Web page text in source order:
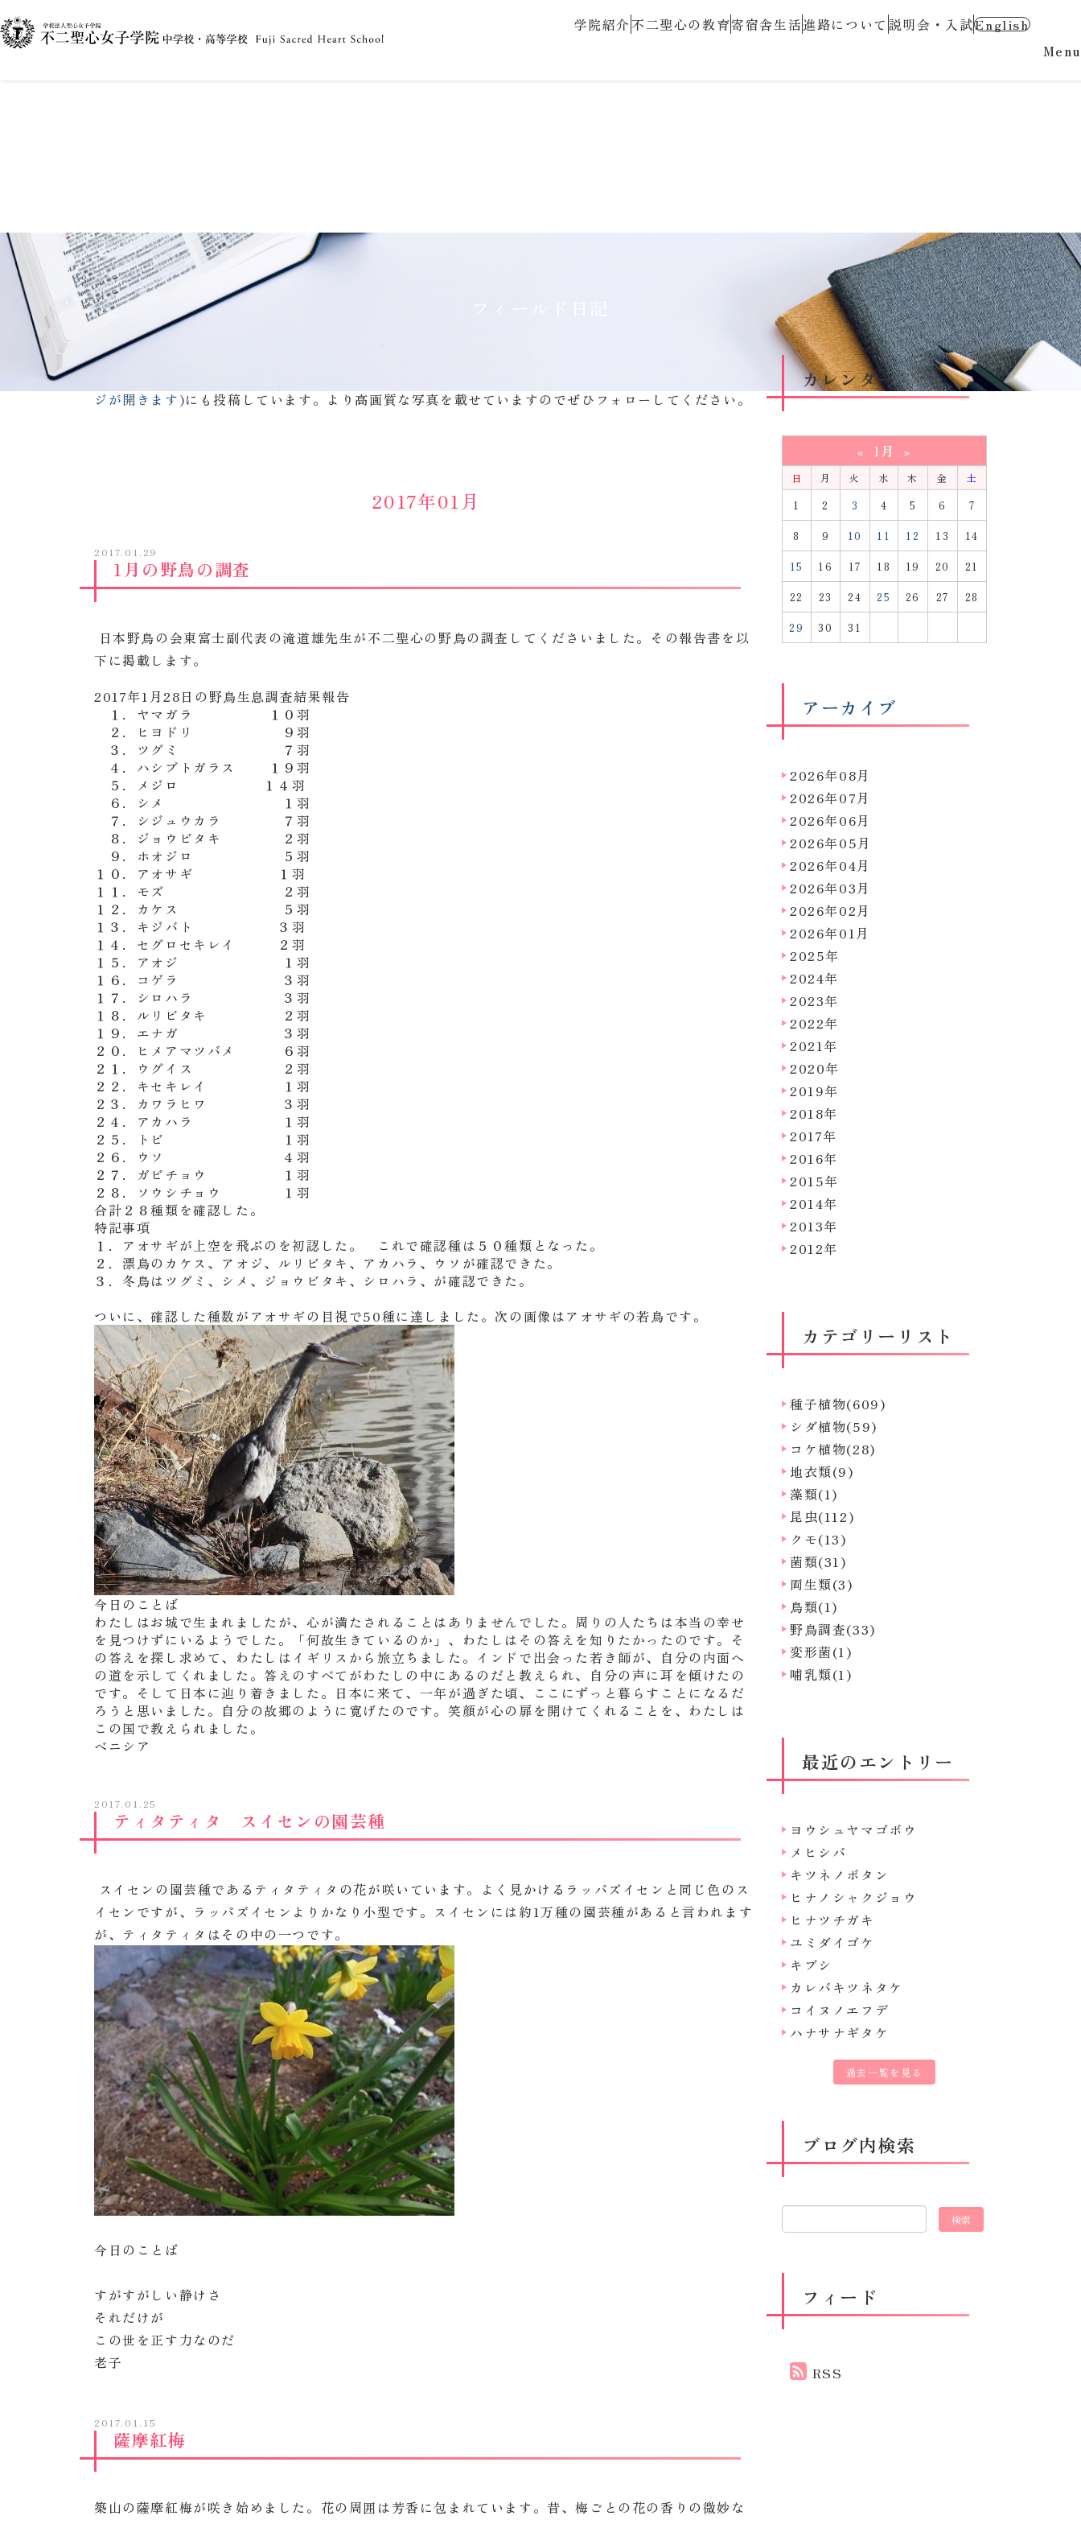
学院紹介不二聖心の教育寄宿舎生活進路について 説明会・入試English
Menu
〇お知らせ〇
ジが開きます)にも投稿しています。より高画質な写真を載せていますのでぜひフォローしてください。
2017年01月
2017.01.29
1月の野鳥の調査
日本野鳥の会東富士副代表の滝道雄先生が不二聖心の野鳥の調査してくださいました。その報告書を以
下に掲載します。
2017年1月28日の野鳥生息調査結果報告
１．ヤマガラ １０羽
２．ヒヨドリ ９羽
３．ツグミ ７羽
４．ハシブトガラス １９羽
５．メジロ １４羽
６．シメ １羽
７．シジュウカラ ７羽
８．ジョウビタキ ２羽
９．ホオジロ ５羽
１０．アオサギ １羽
１１．モズ ２羽
１２．カケス ５羽
１３．キジバト ３羽
１４．セグロセキレイ ２羽
１５．アオジ １羽
１６．コゲラ ３羽
１７．シロハラ ３羽
１８．ルリビタキ ２羽
１９．エナガ ３羽
２０．ヒメアマツバメ ６羽
２１．ウグイス ２羽
２２．キセキレイ １羽
２３．カワラヒワ ３羽
２４．アカハラ １羽
２５．トビ １羽
２６．ウソ ４羽
２７．ガビチョウ １羽
２８．ソウシチョウ １羽
合計２８種類を確認した。
特記事項
１．アオサギが上空を飛ぶのを初認した。 これで確認種は５０種類となった。
２．漂鳥のカケス、アオジ、ルリビタキ、アカハラ、ウソが確認できた。
３．冬鳥はツグミ、シメ、ジョウビタキ、シロハラ、が確認できた。
ついに、確認した種数がアオサギの目視で50種に達しました。次の画像はアオサギの若鳥です。
今日のことば
わたしはお城で生まれましたが、心が満たされることはありませんでした。周りの人たちは本当の幸せ
を見つけずにいるようでした。「何故生きているのか」、わたしはその答えを知りたかったのです。そ
の答えを探し求めて、わたしはイギリスから旅立ちました。インドで出会った若き師が、自分の内面へ
の道を示してくれました。答えのすべてがわたしの中にあるのだと教えられ、自分の声に耳を傾けたの
です。そして日本に辿り着きました。日本に来て、一年が過ぎた頃、ここにずっと暮らすことになるだ
ろうと思いました。自分の故郷のように寛げたのです。笑顔が心の扉を開けてくれることを、わたしは
この国で教えられました。
ベニシア
2017.01.25
ティタティタ スイセンの園芸種
スイセンの園芸種であるティタティタの花が咲いています。よく見かけるラッパズイセンと同じ色のス
イセンですが、ラッパズイセンよりかなり小型です。スイセンには約1万種の園芸種があると言われます
が、ティタティタはその中の一つです。
今日のことば
すがすがしい静けさ
それだけが
この世を正す力なのだ
老子
2017.01.15
薩摩紅梅
築山の薩摩紅梅が咲き始めました。花の周囲は芳香に包まれています。昔、梅ごとの花の香りの微妙な
カレンダー
« 1月 »
日 月 火 水 木 金
土
1
2 3 4 5 6 7
8 9 10 11 12 13 14
15 16 17 18 19 20 21
22 23 24 25 26 27 28
29 30 31
アーカイブ
2026年08月
2026年07月
2026年06月
2026年05月
2026年04月
2026年03月
2026年02月
2026年01月
2025年
2024年
2023年
2022年
2021年
2020年
2019年
2018年
2017年
2016年
2015年
2014年
2013年
2012年
カテゴリーリスト
種子植物(609)
シダ植物(59)
コケ植物(28)
地衣類(9)
藻類(1)
昆虫(112)
クモ(13)
菌類(31)
両生類(3)
鳥類(1)
野鳥調査(33)
変形菌(1)
哺乳類(1)
最近のエントリー
ヨウシュヤマゴボウ
メヒシバ
キツネノボタン
ヒナノシャクジョウ
ヒナツチガキ
ユミダイゴケ
キブシ
カレバキツネタケ
コイヌノエフデ
ハナサナギタケ
過去一覧を見る
ブログ内検索
フィード
RSS